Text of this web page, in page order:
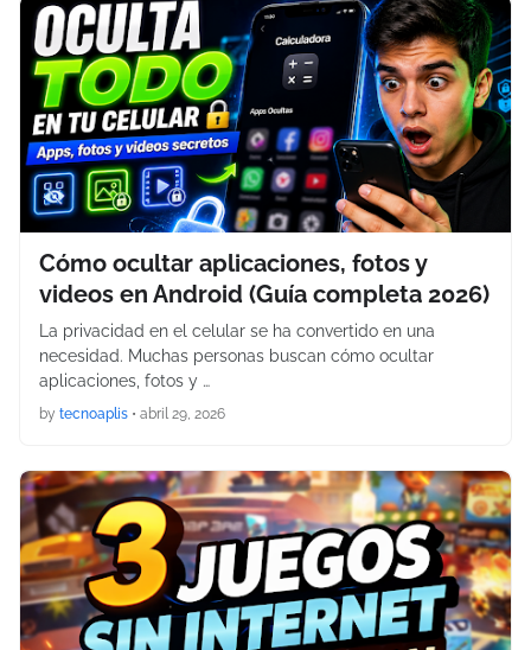
Cómo ocultar aplicaciones, fotos y
videos en Android (Guía completa 2026)
La privacidad en el celular se ha convertido en una
necesidad. Muchas personas buscan cómo ocultar
aplicaciones, fotos y …
by tecnoaplis • abril 29, 2026